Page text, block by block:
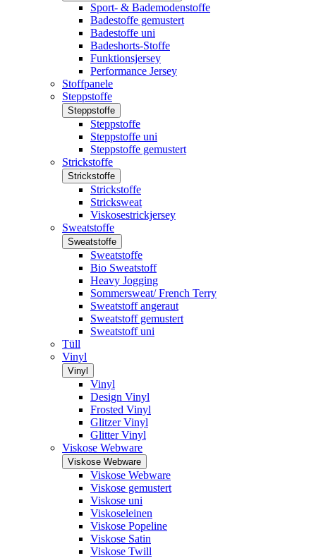
Sport- & Bademodenstoffe
Badestoffe gemustert
Badestoffe uni
Badeshorts-Stoffe
Funktionsjersey
Performance Jersey
Stoffpanele
Steppstoffe
Steppstoffe
Steppstoffe
Steppstoffe uni
Steppstoffe gemustert
Strickstoffe
Strickstoffe
Strickstoffe
Stricksweat
Viskosestrickjersey
Sweatstoffe
Sweatstoffe
Sweatstoffe
Bio Sweatstoff
Heavy Jogging
Sommersweat/ French Terry
Sweatstoff angeraut
Sweatstoff gemustert
Sweatstoff uni
Tüll
Vinyl
Vinyl
Vinyl
Design Vinyl
Frosted Vinyl
Glitzer Vinyl
Glitter Vinyl
Viskose Webware
Viskose Webware
Viskose Webware
Viskose gemustert
Viskose uni
Viskoseleinen
Viskose Popeline
Viskose Satin
Viskose Twill